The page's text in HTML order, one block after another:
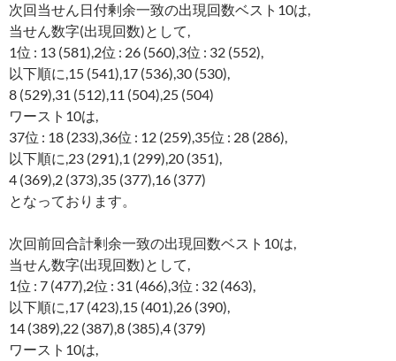
次回当せん日付剰余一致の出現回数ベスト10は,
当せん数字(出現回数)として,
1位 : 13 (581),2位 : 26 (560),3位 : 32 (552),
以下順に,15 (541),17 (536),30 (530),
8 (529),31 (512),11 (504),25 (504)
ワースト10は,
37位 : 18 (233),36位 : 12 (259),35位 : 28 (286),
以下順に,23 (291),1 (299),20 (351),
4 (369),2 (373),35 (377),16 (377)
となっております。
次回前回合計剰余一致の出現回数ベスト10は,
当せん数字(出現回数)として,
1位 : 7 (477),2位 : 31 (466),3位 : 32 (463),
以下順に,17 (423),15 (401),26 (390),
14 (389),22 (387),8 (385),4 (379)
ワースト10は,